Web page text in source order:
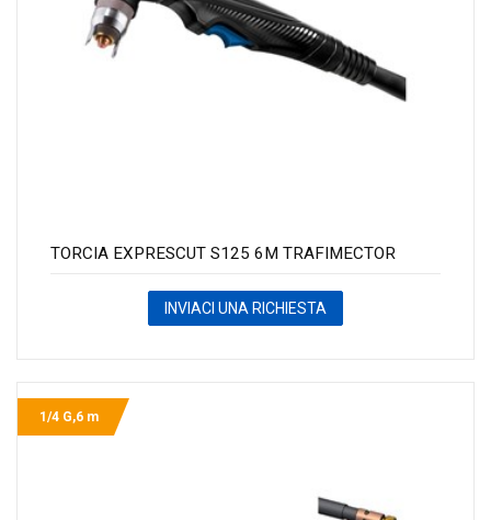
TORCIA EXPRESCUT S125 6M TRAFIMECTOR
INVIACI UNA RICHIESTA
1/4 G,6 m